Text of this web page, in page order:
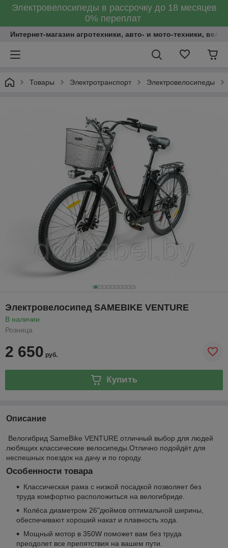
Электровелосипеды в рассрочку до 18 месяцев
0% переплат
Интернет-магазин агротехники, авто- и мото-техники,
Товары Электротранспорт Электровелосипеды
Электровелосипед SAMEBIKE VENTURE
В наличии
Розница
2 650 руб.
Купить
Описание
Велогибрид SameBike VENTURE отличный выбор для людей
любящих классические велосипеды.Отлично подойдёт для
неспешных поездок на дачу и по городу.
Особенности товара
Классическая рама с низкой посадкой позволяет без
труда комфортно расположиться на велогибриде.
Колёса диаметром 26"дюймов оптимальной ширины,
обеспечивают хороший накат и плавность хода.
Мощный мотор в 350W поможет вам без труда
преодолет все препятствия на вашем пути.